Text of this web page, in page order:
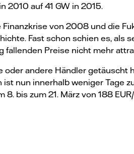
2010 auf 41 GW in 2015.
von 2008 und die
Fast schon schien es, als
fallenden Preise nicht mehr
oder andere Händler getäuscht
nun innerhalb weniger Tage
bis zum 21. März von 188